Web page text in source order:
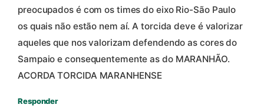
preocupados é com os times do eixo Rio-São Paulo
os quais não estão nem aí. A torcida deve é valorizar
aqueles que nos valorizam defendendo as cores do
Sampaio e consequentemente as do MARANHÃO.
ACORDA TORCIDA MARANHENSE
Responder